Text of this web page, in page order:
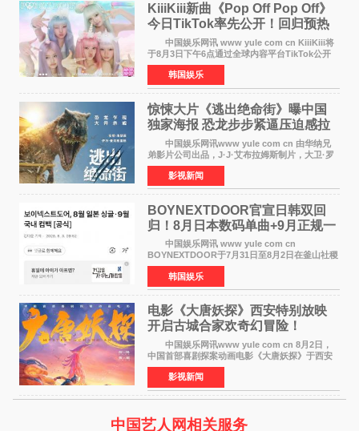
KiiiKiii新曲《Pop Off Pop Off》
今日TikTok率先公开！回归预热
全面启动
中国娱乐网讯 www yule com cn KiiiKiii将
于8月3日下午6点通过全球内容平台TikTok公开
将于10日发行的迷你三辑《WhyKiiiKiii》主打歌
〈Pop Off Pop Off〉的挑战视频，率先公开部分
音源和亮
韩国娱乐
惊悚大片《逃出绝命街》曝中国
独家海报 恐龙步步紧逼压迫感拉
中国娱乐网讯www yule com cn 由华纳兄
弟影片公司出品，J·J·艾布拉姆斯制片，大卫·罗
伯特·米切尔执导，好莱坞巨星安妮·海瑟薇、伊万
·麦克格雷格主演的2026年暑期惊悚恐龙大片《逃
出绝命
影视新闻
BOYNEXTDOOR官宣日韩双回
归！8月日本数码单曲+9月正规一
辑改版
中国娱乐网讯 www yule com cn
BOYNEXTDOOR于7月31日至8月2日在釜山社稷
室内体育馆举办了BOYNEXTDOOR TOUR
&lsquo;KNOCK ON Vol 2&rsquo; IN
BUSAN，与当地粉丝共度难忘时光。 在演
韩国娱乐
电影《大唐妖探》西安特别放映
开启古城合家欢奇幻冒险！
中国娱乐网讯www yule com cn 8月2日，
中国首部喜剧探案动画电影《大唐妖探》于西安
举办特别放映活动。活动面向西安市民及广大游
客开放超前观影，让一众观众率先奔赴一场新奇
欢乐的大唐探案之
影视新闻
中国艺人网相关服务